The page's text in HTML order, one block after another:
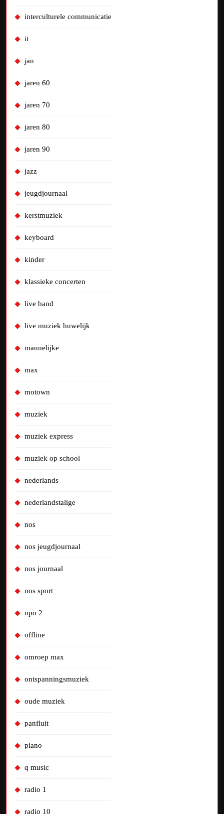
interculturele communicatie
it
jan
jaren 60
jaren 70
jaren 80
jaren 90
jazz
jeugdjournaal
kerstmuziek
keyboard
kinder
klassieke concerten
live band
live muziek huwelijk
mannelijke
max
motown
muziek
muziek express
muziek op school
nederlands
nederlandstalige
nos
nos jeugdjournaal
nos journaal
nos sport
npo 2
offline
omroep max
ontspanningsmuziek
oude muziek
panfluit
piano
q music
radio 1
radio 10